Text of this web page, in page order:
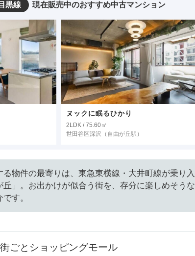
黒線 現在販売中のおすすめ中古マンション
ヌックに眠るひかり
2LDK / 75.60㎡
世田谷区深沢 （自由が丘駅）
る物件の最寄りは、東急東横線・大井町線が乗り入
丘」。お出かけが似合う街を、存分に楽しめそうな
す。
街ごとショッピングモール